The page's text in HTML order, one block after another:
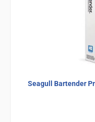
Seagull Bartender